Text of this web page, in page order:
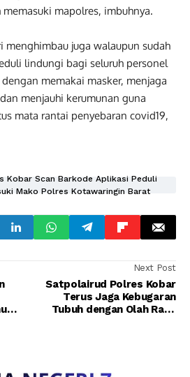
mapolres, imbuhnya.
menghimbau juga walaupun sudah
lindungi bagi seluruh personel
memakai masker, menjaga
menjauhi kerumunan guna
mata rantai penyebaran covid19,
Kobar Scan Barkode Aplikasi Peduli
Mako Polres Kotawaringin Barat
Next Post
Satpolairud Polres Kobar
Terus Jaga Kebugaran
Tubuh dengan Olah Raga